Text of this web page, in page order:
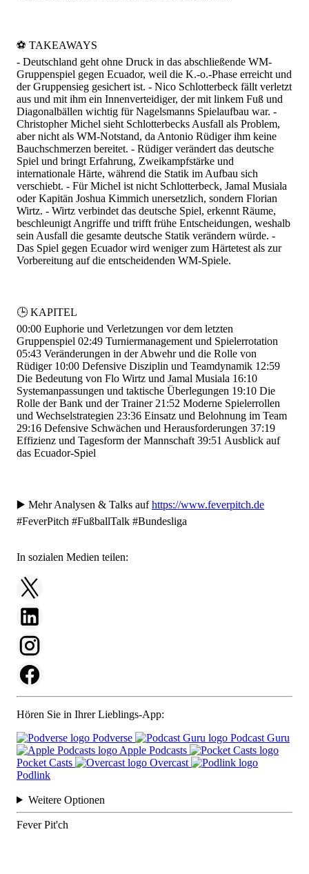
⚽️ TAKEAWAYS
- Deutschland geht ohne Druck in das abschließende WM-
Gruppenspiel gegen Ecuador, weil die K.-o.-Phase erreicht und
der Gruppensieg gesichert ist. - Nico Schlotterbeck fällt verletzt
aus und mit ihm ein Innenverteidiger, der mit linkem Fuß und
Diagonalbällen wichtig für Nagelsmanns Spielaufbau war. -
Christopher Michel sieht Schlotterbecks Ausfall als Problem,
aber nicht als WM-Notstand, da Antonio Rüdiger ihm keine
Bauchschmerzen bereitet. - Rüdiger verändert das deutsche
Spiel und bringt Erfahrung, Zweikampfstärke und
internationale Härte, während die Statik im Aufbau sich
verschiebt. - Für Michel ist nicht Schlotterbeck, Jamal Musiala
oder Kapitän Joshua Kimmich unersetzlich, sondern Florian
Wirtz. - Wirtz verbindet das deutsche Spiel, erkennt Räume,
beschleunigt Angriffe und trifft frühe Entscheidungen, weshalb
sein Ausfall die gesamte deutsche Statik verändern würde. -
Das Spiel gegen Ecuador wird weniger zum Härtetest als zur
Vorbereitung auf die entscheidenden WM-Spiele.
🕒 KAPITEL
00:00 Euphorie und Verletzungen vor dem letzten
Gruppenspiel 02:49 Turniermanagement und Spielerrotation
05:43 Veränderungen in der Abwehr und die Rolle von
Rüdiger 10:00 Defensive Disziplin und Teamdynamik 12:59
Die Bedeutung von Flo Wirtz und Jamal Musiala 16:10
Systemanpassungen und taktische Überlegungen 19:10 Die
Rolle der Bank und der Trainer 21:52 Moderne Spielerrollen
und Wechselstrategien 23:36 Einsatz und Belohnung im Team
29:16 Defensive Schwächen und Herausforderungen 37:19
Effizienz und Tagesform der Mannschaft 39:51 Ausblick auf
das Ecuador-Spiel
▶️ Mehr Analysen & Talks aufhttps://www.feverpitch.de
#FeverPitch #FußballTalk #Bundesliga
In sozialen Medien teilen:
Hören Sie in Ihrer Lieblings-App:
Podverse
Podcast Guru
Apple Podcasts
Pocket Casts
Overcast
Podlink
Weitere Optionen
Fever Pit'ch